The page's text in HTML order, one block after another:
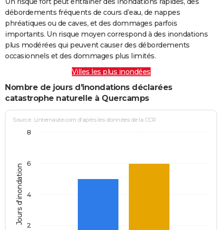
débordements fréquents de cours d’eau, de nappes
phréatiques ou de caves, et des dommages parfois
importants. Un risque moyen correspond à des inondations
plus modérées qui peuvent causer des débordements
occasionnels et des dommages plus limités.
Villes les plus inondées
Nombre de jours d'inondations déclarées
catastrophe naturelle à Quercamps
Jours d'inondation
Source : Linternaute.com d'après les données de la CCR
2
4
6
8